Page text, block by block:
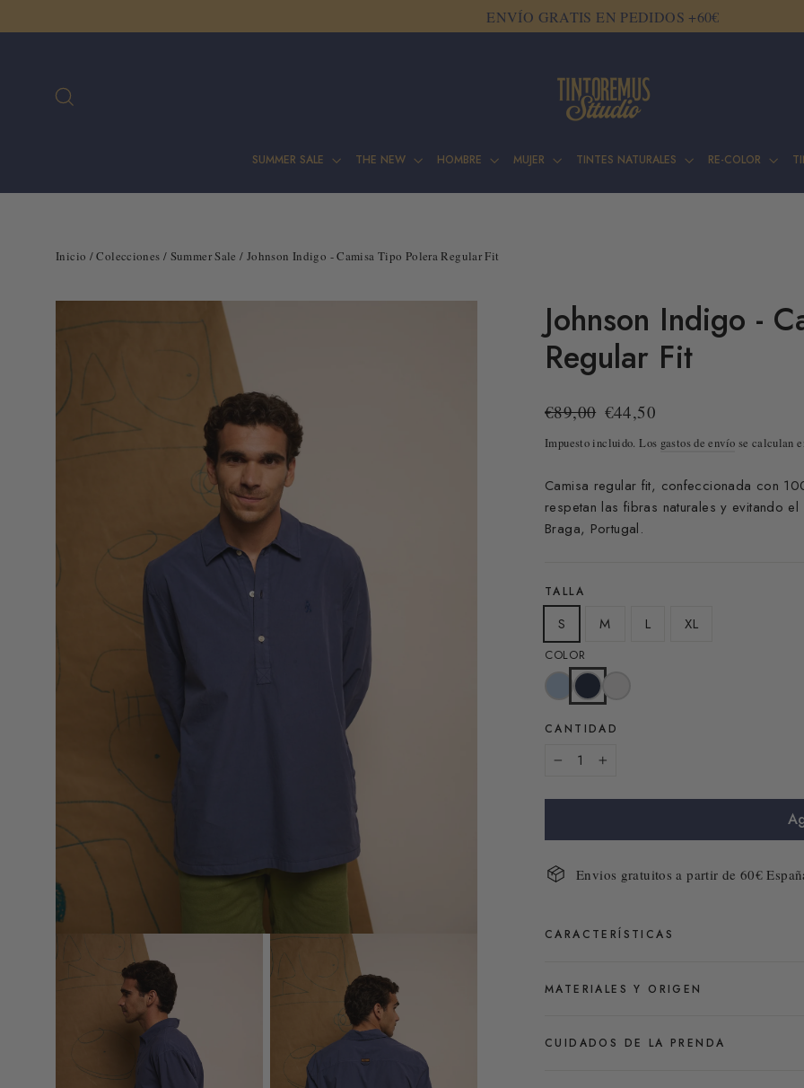
directamente
ENVÍO GRATIS EN PEDIDOS +60€
SUMMER SALE THE NEW HOMBRE MUJER TINTES NATURALES RE-COLOR
Inicio /Colecciones / Summer Sale / Johnson Indigo - Camisa Tipo Polera Regular Fit
Johnson Indigo -
Regular Fit
Precio
€89,00 Precio
oferta
€44,50
Impuesto incluido. Los gastos de envío se calculan
Camisa regular fit, confeccionada con
respetan las fibras naturales y evitando
Braga, Portugal.
TALLA
S M L XL
COLOR
CANTIDAD
+
Envios gratuitos a partir de 60€
CARACTERÍSTICAS
MATERIALES Y ORIGEN
CUIDADOS DE LA PRENDA